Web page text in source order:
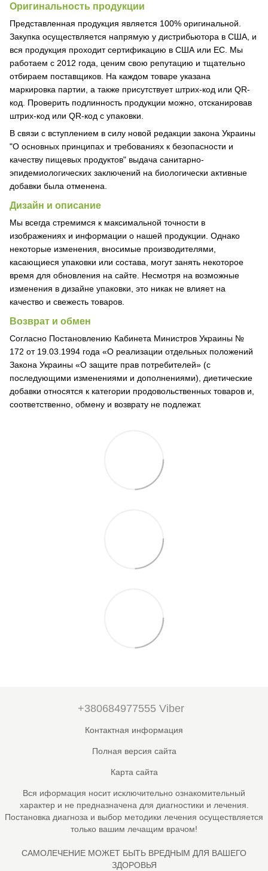
Оригинальность продукции
Представленная продукция является 100% оригинальной.
Закупка осуществляется напрямую у дистрибьютора в США, и
вся продукция проходит сертификацию в США или ЕС. Мы
работаем с 2012 года, ценим свою репутацию и тщательно
отбираем поставщиков. На каждом товаре указана
маркировка партии, а также присутствует штрих-код или QR-
код. Проверить подлинность продукции можно, отсканировав
штрих-код или QR-код с упаковки.
В связи с вступлением в силу новой редакции закона Украины
"О основных принципах и требованиях к безопасности и
качеству пищевых продуктов" выдача санитарно-
эпидемиологических заключений на биологически активные
добавки была отменена.
Дизайн и описание
Мы всегда стремимся к максимальной точности в
изображениях и информации о нашей продукции. Однако
некоторые изменения, вносимые производителями,
касающиеся упаковки или состава, могут занять некоторое
время для обновления на сайте. Несмотря на возможные
изменения в дизайне упаковки, это никак не влияет на
качество и свежесть товаров.
Возврат и обмен
Согласно Постановлению Кабинета Министров Украины №
172 от 19.03.1994 года «О реализации отдельных положений
Закона Украины «О защите прав потребителей» (с
последующими изменениями и дополнениями), диетические
добавки относятся к категории продовольственных товаров и,
соответственно, обмену и возврату не подлежат.
+380684977555 Viber
Контактная информация
Полная версия сайта
Карта сайта
Вся иформация носит исключительно ознакомительный
характер и не предназначена для диагностики и лечения.
Постановка диагноза и выбор методики лечения осуществляется
только вашим лечащим врачом!
САМОЛЕЧЕНИЕ МОЖЕТ БЫТЬ ВРЕДНЫМ ДЛЯ ВАШЕГО
ЗДОРОВЬЯ